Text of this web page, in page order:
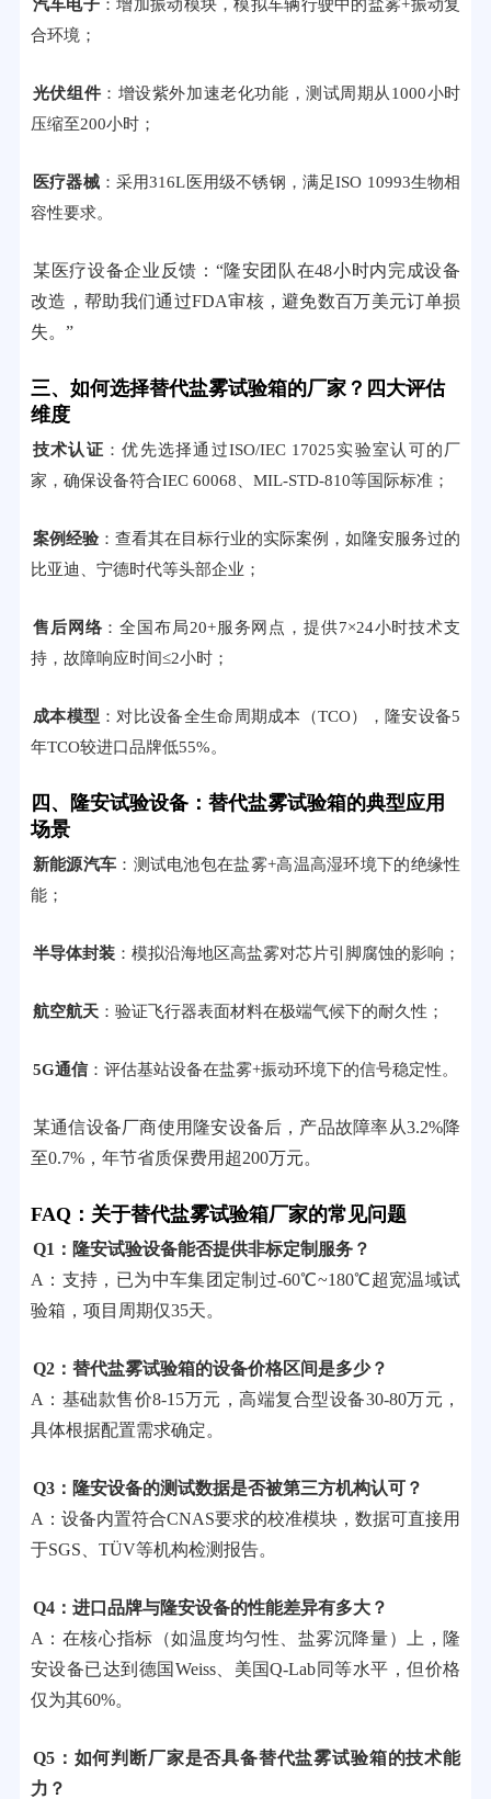
汽车电子 ：增加振动模块，模拟车辆行驶中的盐雾+振动复
合环境；
光伏组件 ：增设紫外加速老化功能，测试周期从1000小时
压缩至200小时；
医疗器械：采用316L医用级不锈钢，满足ISO 10993生物相
容性要求。
某医疗设备企业反馈：“隆安团队在48小时内完成设备
改造，帮助我们通过FDA审核，避免数百万美元订单损
失。”
三、如何选择替代盐雾试验箱的厂家？四大评估
维度
技术认证 ：优先选择通过ISO/IEC 17025实验室认可的厂
家，确保设备符合IEC 60068、MIL-STD-810等国际标准；
案例经验：查看其在目标行业的实际案例，如隆安服务过的
比亚迪、宁德时代等头部企业；
售后网络：全国布局20+服务网点，提供7×24小时技术支
持，故障响应时间≤2小时；
成本模型 ：对比设备全生命周期成本（TCO），隆安设备5
年TCO较进口品牌低55%。
四、隆安试验设备：替代盐雾试验箱的典型应用
场景
新能源汽车 ：测试电池包在盐雾+高温高湿环境下的绝缘性
能；
半导体封装：模拟沿海地区高盐雾对芯片引脚腐蚀的影响；
航空航天：验证飞行器表面材料在极端气候下的耐久性；
5G通信：评估基站设备在盐雾+振动环境下的信号稳定性。
某通信设备厂商使用隆安设备后，产品故障率从3.2%降
至0.7%，年节省质保费用超200万元。
FAQ：关于替代盐雾试验箱厂家的常见问题
Q1：隆安试验设备能否提供非标定制服务？
A：支持，已为中车集团定制过-60℃~180℃超宽温域试
验箱，项目周期仅35天。
Q2：替代盐雾试验箱的设备价格区间是多少？
A：基础款售价8-15万元，高端复合型设备30-80万元，
具体根据配置需求确定。
Q3：隆安设备的测试数据是否被第三方机构认可？
A：设备内置符合CNAS要求的校准模块，数据可直接用
于SGS、TÜV等机构检测报告。
Q4：进口品牌与隆安设备的性能差异有多大？
A：在核心指标（如温度均匀性、盐雾沉降量）上，隆
安设备已达到德国Weiss、美国Q-Lab同等水平，但价格
仅为其60%。
Q5：如何判断厂家是否具备替代盐雾试验箱的技术能
力？